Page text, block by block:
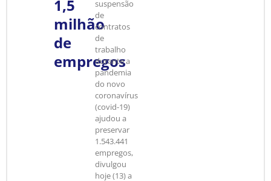
1,5
milhão
de
empregos
suspensão
de
contratos
de
trabalho
durante a
pandemia
do novo
coronavírus
(covid-19)
ajudou a
preservar
1.543.441
empregos,
divulgou
hoje (13) a